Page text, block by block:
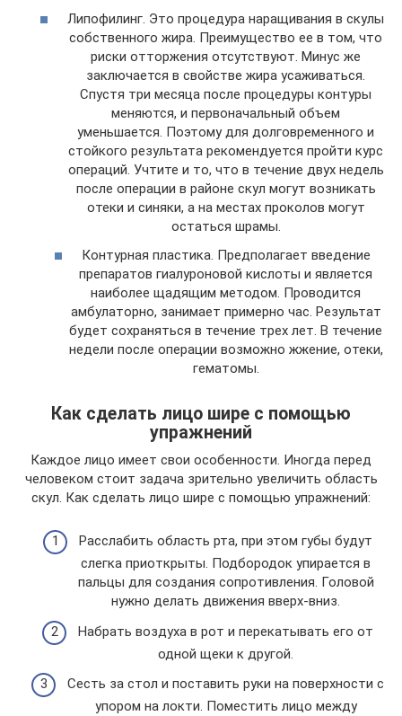
Липофилинг. Это процедура наращивания в скулы
собственного жира. Преимущество ее в том, что
риски отторжения отсутствуют. Минус же
заключается в свойстве жира усаживаться.
Спустя три месяца после процедуры контуры
меняются, и первоначальный объем
уменьшается. Поэтому для долговременного и
стойкого результата рекомендуется пройти курс
операций. Учтите и то, что в течение двух недель
после операции в районе скул могут возникать
отеки и синяки, а на местах проколов могут
остаться шрамы.
Контурная пластика. Предполагает введение
препаратов гиалуроновой кислоты и является
наиболее щадящим методом. Проводится
амбулаторно, занимает примерно час. Результат
будет сохраняться в течение трех лет. В течение
недели после операции возможно жжение, отеки,
гематомы.
Как сделать лицо шире с помощью
упражнений
Каждое лицо имеет свои особенности. Иногда перед
человеком стоит задача зрительно увеличить область
скул. Как сделать лицо шире с помощью упражнений:
Расслабить область рта, при этом губы будут
слегка приоткрыты. Подбородок упирается в
пальцы для создания сопротивления. Головой
нужно делать движения вверх-вниз.
Набрать воздуха в рот и перекатывать его от
одной щеки к другой.
Сесть за стол и поставить руки на поверхности с
упором на локти. Поместить лицо между